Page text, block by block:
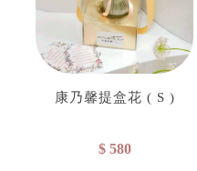
康乃馨提盒花 ( S )
$ 580